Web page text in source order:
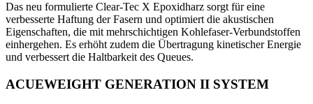
Das neu formulierte Clear-Tec X Epoxidharz sorgt für eine
verbesserte Haftung der Fasern und optimiert die akustischen
Eigenschaften, die mit mehrschichtigen Kohlefaser-Verbundstoffen
einhergehen. Es erhöht zudem die Übertragung kinetischer Energie
und verbessert die Haltbarkeit des Queues.
ACUEWEIGHT GENERATION II SYSTEM